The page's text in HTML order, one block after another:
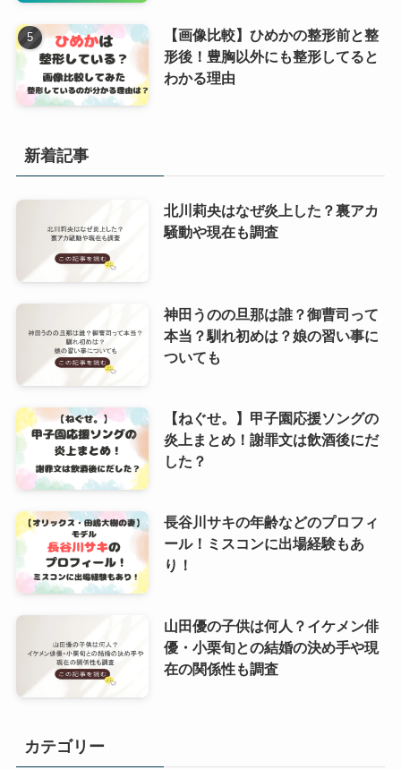
【画像比較】ひめかの整形前と整
形後！豊胸以外にも整形してると
わかる理由
新着記事
北川莉央はなぜ炎上した？裏アカ
騒動や現在も調査
神田うのの旦那は誰？御曹司って
本当？馴れ初めは？娘の習い事に
ついても
【ねぐせ。】甲子園応援ソングの
炎上まとめ！謝罪文は飲酒後にだ
した？
長谷川サキの年齢などのプロフィ
ール！ミスコンに出場経験もあ
り！
山田優の子供は何人？イケメン俳
優・小栗旬との結婚の決め手や現
在の関係性も調査
カテゴリー